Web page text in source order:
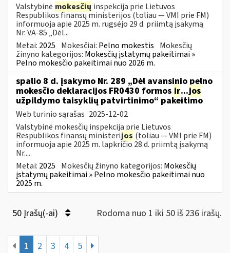
Valstybinė mokesčių inspekcija prie Lietuvos
Respublikos finansų ministerijos (toliau — VMI prie FM)
informuoja apie 2025 m. rugsėjo 29 d. priimtą įsakymą
Nr. VA-85 „Dėl...
Metai: 2025 Mokesčiai: Pelno mokestis Mokesčių
žinyno kategorijos: Mokesčių įstatymų pakeitimai »
Pelno mokesčio pakeitimai nuo 2026 m.
spalio 8 d. įsakymo Nr. 289 „Dėl avansinio pelno
mokesčio deklaracijos FR0430 formos ir...jos
užpildymo taisyklių patvirtinimo“ pakeitimo
Web turinio sąrašas 2025-12-02
Valstybinė mokesčių inspekcija prie Lietuvos
Respublikos finansų ministerijos (toliau — VMI prie FM)
informuoja apie 2025 m. lapkričio 28 d. priimtą įsakymą
Nr....
Metai: 2025 Mokesčių žinyno kategorijos: Mokesčių
įstatymų pakeitimai » Pelno mokesčio pakeitimai nuo
2025 m.
50 Įrašų(-ai) Rodoma nuo 1 iki 50 iš 236 irašų.
1 2 3 4 5